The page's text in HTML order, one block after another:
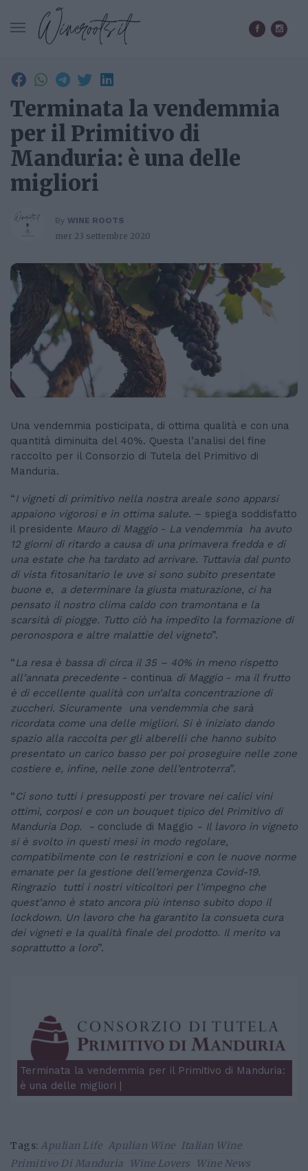
Terminata la vendemmia
per il Primitivo di
Manduria: è una delle
migliori
By WINE ROOTS
mer 23 settembre 2020
Una vendemmia posticipata, di ottima qualità e con una
quantità diminuita del 40%. Questa l’analisi del fine
raccolto per il Consorzio di Tutela del Primitivo di
Manduria.
“I vigneti di primitivo nella nostra areale sono apparsi
appaiono vigorosi e in ottima salute. – spiega soddisfatto
il presidente Mauro di Maggio - La vendemmia ha avuto
12 giorni di ritardo a causa di una primavera fredda e di
una estate che ha tardato ad arrivare. Tuttavia dal punto
di vista fitosanitario le uve si sono subito presentate
buone e, a determinare la giusta maturazione, ci ha
pensato il nostro clima caldo con tramontana e la
scarsità di piogge. Tutto ciò ha impedito la formazione di
peronospora e altre malattie del vigneto”.
“La resa è bassa di circa il 35 – 40% in meno rispetto
all’annata precedente - continua di Maggio - ma il frutto
è di eccellente qualità con un’alta concentrazione di
zuccheri. Sicuramente una vendemmia che sarà
ricordata come una delle migliori. Si è iniziato dando
spazio alla raccolta per gli alberelli che hanno subito
presentato un carico basso per poi proseguire nelle zone
costiere e, infine, nelle zone dell’entroterra”.
“Ci sono tutti i presupposti per trovare nei calici vini
ottimi, corposi e con un bouquet tipico del Primitivo di
Manduria Dop. - conclude di Maggio - Il lavoro in vigneto
si è svolto in questi mesi in modo regolare,
compatibilmente con le restrizioni e con le nuove norme
emanate per la gestione dell’emergenza Covid-19.
Ringrazio tutti i nostri viticoltori per l’impegno che
quest’anno è stato ancora più intenso subito dopo il
lockdown. Un lavoro che ha garantito la consueta cura
dei vigneti e la qualità finale del prodotto. Il merito va
soprattutto a loro”.
Terminata la vendemmia per il Primitivo di Manduria:
è una delle migliori |
Tags: Apulian Life Apulian Wine Italian Wine
Primitivo Di Manduria
Wine Lovers Wine News